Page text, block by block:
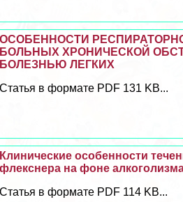
ОСОБЕННОСТИ
БОЛЬНЫХ ХРОНИЧЕСКОЙ
БОЛЕЗНЬЮ ЛЕГКИХ
Статья в формате PDF 131 KB...
Клинические особенности
флекснера на фоне
Статья в формате PDF 114 KB...